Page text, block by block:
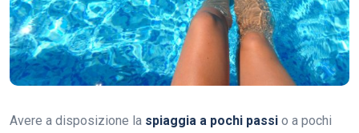
Avere a disposizione la spiaggia a pochi passi o a pochi